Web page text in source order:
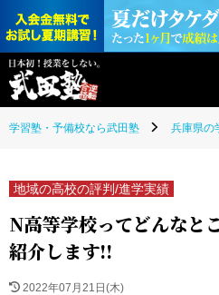
学習塾・予備校なら武田塾 兵庫県の
地域の高校の評判/進学実績
N高等学校ってどんなと
紹介します!!
2022年07月21日(木)